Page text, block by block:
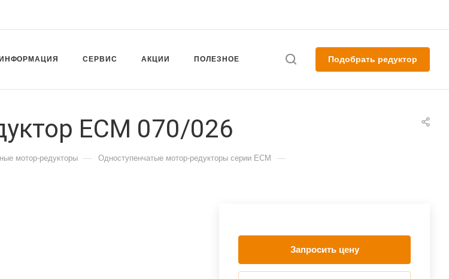
ИНФОРМАЦИЯ СЕРВИС АКЦИИ ПОЛЕЗНОЕ Подобрать редуктор
ECM 070/026
мотор-редукторы — Одноступенчатые мотор-редукторы серии ECM —
Запросить цену